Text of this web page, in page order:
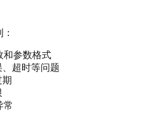
和参数格式
、超时等问题
期
常